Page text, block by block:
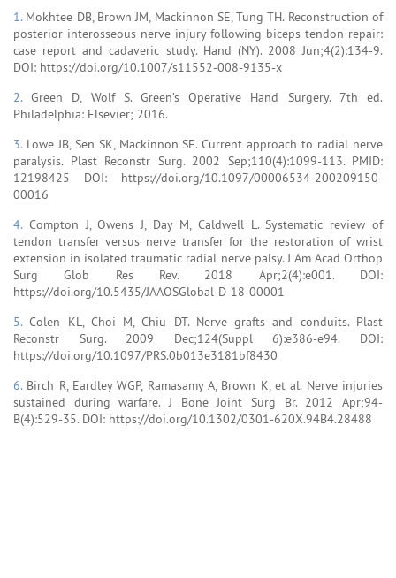
1. Mokhtee DB, Brown JM, Mackinnon SE, Tung TH. Reconstruction of
posterior interosseous nerve injury following biceps tendon repair:
case report and cadaveric study. Hand (NY). 2008 Jun;4(2):134-9.
DOI: https://doi.org/10.1007/s11552-008-9135-x
2.Green D, Wolf S. Green’s Operative Hand Surgery. 7th ed.
Philadelphia: Elsevier; 2016.
3. Lowe JB, Sen SK, Mackinnon SE. Current approach to radial nerve
paralysis. Plast Reconstr Surg. 2002 Sep;110(4):1099-113. PMID:
12198425 DOI: https://doi.org/10.1097/00006534-200209150-
00016
4. Compton J, Owens J, Day M, Caldwell L. Systematic review of
tendon transfer versus nerve transfer for the restoration of wrist
extension in isolated traumatic radial nerve palsy. J Am Acad Orthop
Surg Glob Res Rev. 2018 Apr;2(4):e001. DOI:
https://doi.org/10.5435/JAAOSGlobal-D-18-00001
5.Colen KL, Choi M, Chiu DT. Nerve grafts and conduits. Plast
Reconstr Surg. 2009 Dec;124(Suppl 6):e386-e94. DOI:
https://doi.org/10.1097/PRS.0b013e3181bf8430
6. Birch R, Eardley WGP, Ramasamy A, Brown K, et al. Nerve injuries
sustained during warfare. J Bone Joint Surg Br. 2012 Apr;94-
B(4):529-35. DOI: https://doi.org/10.1302/0301-620X.94B4.28488